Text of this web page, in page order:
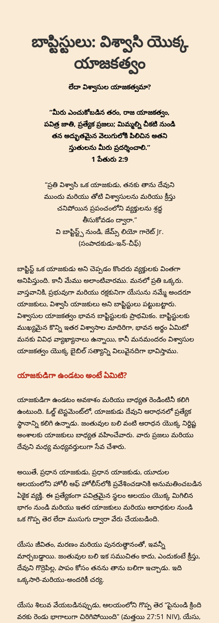
బాప్టిస్టులు: విశ్వాసి యొక్క
యాజకత్వం
లేదా విశ్వాసుల యాజకత్వమా?
“మీరు ఎంచుకోబడిన తరం, రాజ యాజకత్వం,
పవిత్ర జాతి, ప్రత్యేక ప్రజలు; మిమ్మల్ని చీకటి నుండి
తన అద్భుతమైన వెలుగులోకి పిలిచిన అతని
స్తుతులను మీరు ప్రదర్శించాలి.”
1 పేతురు 2:9
“ప్రతి విశ్వాసి ఒక యాజకుడు, తనకు తాను దేవుని
ముందు మరియు తోటి విశ్వాసులను మరియు క్రీస్తు
చనిపోయిన ప్రపంచంలోని వ్యక్తులను శ్రద్ధ
తీసుకోవడం ద్వారా.”
వి బాప్టిస్ట్స్ నుండి, జేమ్స్ లియో గారెట్ Jr.
(సంపాదకుడు-ఇన్-చీఫ్)
బాప్టిస్ట్ ఒక యాజకుడు అని చెప్పడం కొందరు వ్యక్తులకు వింతగా
అనిపిస్తుంది. కానీ మేము అలాంటివారము. మనలో ప్రతి ఒక్కరు.
వాస్తవానికి, ప్రభువుగా మరియు రక్షకునిగా యేసును నమ్మే అందరూ
యాజకులు, విశ్వాసి యాజకులు అని బాప్టిస్టులు పట్టుబట్టారు.
విశ్వాసుల యాజకత్వం భావన బాప్టిస్టులకు ప్రాథమికం. బాప్టిస్టులకు
ముఖ్యమైన కొన్ని ఇతర విశ్వాసాల మాదిరిగా, భావన అర్థం ఏమిటో
మనకు వివిధ వ్యాఖ్యానాలు ఉన్నాయి, కానీ మనమందరం విశ్వాసుల
యాజకత్వం యొక్క బైబిల్ సత్యాన్ని విలువైనదిగా భావిస్తాము.
యాజకుడిగా ఉండటం అంటే ఏమిటి?
యాజకుడిగా ఉండటం అవకాశం మరియు బాధ్యత రెండింటినీ కలిగి
ఉంటుంది. ఓల్డ్ టెస్టమెంట్‌లో, యాజకుడు దేవుని ఆరాధనలో ప్రత్యేక
స్థానాన్ని కలిగి ఉన్నాడు. జంతువుల బలి వంటి ఆరాధన యొక్క నిర్దిష్ట
అంశాలకు యాజకులు బాధ్యత వహించేవారు. వారు ప్రజలు మరియు
దేవుని మధ్య మధ్యవర్తులుగా సేవ చేశారు.
అయితే, ప్రధాన యాజకుడు, ప్రధాన యాజకుడు, యూదుల
ఆలయంలోని హోలీ ఆఫ్ హోలీస్‌లోకి ప్రవేశించడానికి అనుమతించబడిన
ఏకైక వ్యక్తి. ఈ ప్రత్యేకంగా పవిత్రమైన స్థలం ఆలయం యొక్క మిగిలిన
భాగం నుండి మరియు ఇతర యాజకులు మరియు ఆరాధకుల నుండి
ఒక గొప్ప తెర లేదా ముసుగు ద్వారా వేరు చేయబడింది.
యేసు జీవితం, మరణం మరియు పునరుత్థానంతో, ఇవన్నీ
మార్చబడ్డాయి. జంతువుల బలి ఇక సముచితం కాదు, ఎందుకంటే క్రీస్తు,
దేవుని గొర్రెపిల్ల, పాపం కోసం తనను తాను బలిగా ఇచ్చాడు. ఇది
ఒక్కసారి-మరియు-అందరికీ చర్య.
యేసు శిలువ వేయబడినప్పుడు, ఆలయంలోని గొప్ప తెర “పైనుండి క్రింది
వరకు రెండు భాగాలుగా చిరిగిపోయింది” (మత్తయి 27:51 NIV), యేసు,